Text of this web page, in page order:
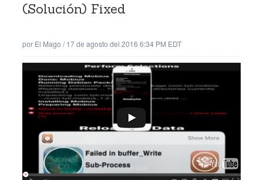
(Solución) Fixed
por El Mago /17 de agosto del 2016 6:34 PM EDT